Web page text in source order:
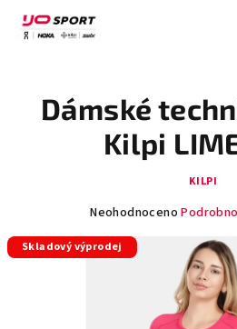
obsah
Dámské
Kilpi
KILPI
Průměrné
produktu
Neohodnoceno
Skladový výprodej